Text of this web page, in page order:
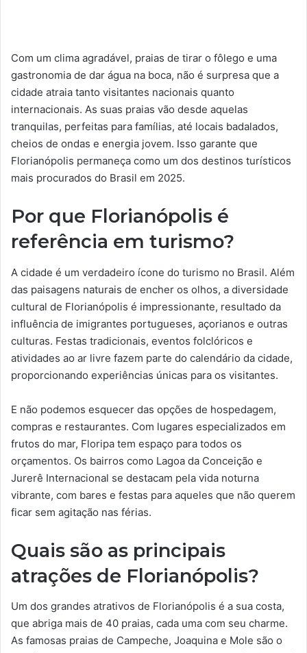
Com um clima agradável, praias de tirar o fôlego e uma
gastronomia de dar água na boca, não é surpresa que a
cidade atraia tanto visitantes nacionais quanto
internacionais. As suas praias vão desde aquelas
tranquilas, perfeitas para famílias, até locais badalados,
cheios de ondas e energia jovem. Isso garante que
Florianópolis permaneça como um dos destinos turísticos
mais procurados do Brasil em 2025.
Por que Florianópolis é
referência em turismo?
A cidade é um verdadeiro ícone do turismo no Brasil. Além
das paisagens naturais de encher os olhos, a diversidade
cultural de Florianópolis é impressionante, resultado da
influência de imigrantes portugueses, açorianos e outras
culturas. Festas tradicionais, eventos folclóricos e
atividades ao ar livre fazem parte do calendário da cidade,
proporcionando experiências únicas para os visitantes.
E não podemos esquecer das opções de hospedagem,
compras e restaurantes. Com lugares especializados em
frutos do mar, Floripa tem espaço para todos os
orçamentos. Os bairros como Lagoa da Conceição e
Jurerê Internacional se destacam pela vida noturna
vibrante, com bares e festas para aqueles que não querem
ficar sem agitação nas férias.
Quais são as principais
atrações de Florianópolis?
Um dos grandes atrativos de Florianópolis é a sua costa,
que abriga mais de 40 praias, cada uma com seu charme.
As famosas praias de Campeche, Joaquina e Mole são o